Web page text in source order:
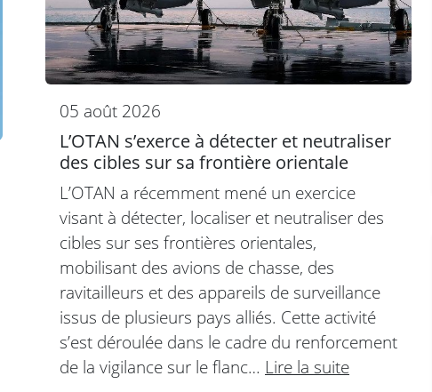
05 août 2026
L’OTAN s’exerce à détecter et neutraliser
des cibles sur sa frontière orientale
L’OTAN a récemment mené un exercice
visant à détecter, localiser et neutraliser des
cibles sur ses frontières orientales,
mobilisant des avions de chasse, des
ravitailleurs et des appareils de surveillance
issus de plusieurs pays alliés. Cette activité
s’est déroulée dans le cadre du renforcement
de la vigilance sur le flanc… Lire la suite